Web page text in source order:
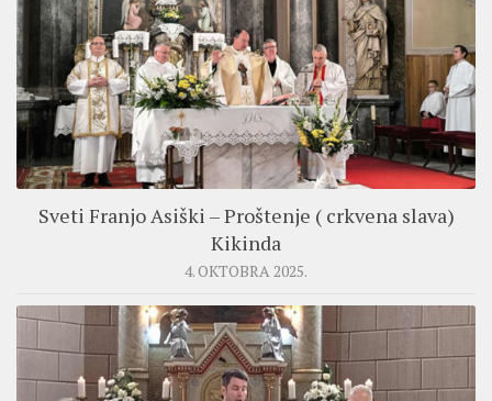
Sveti Franjo Asiški – Proštenje ( crkvena slava)
Kikinda
4. OKTOBRA 2025.